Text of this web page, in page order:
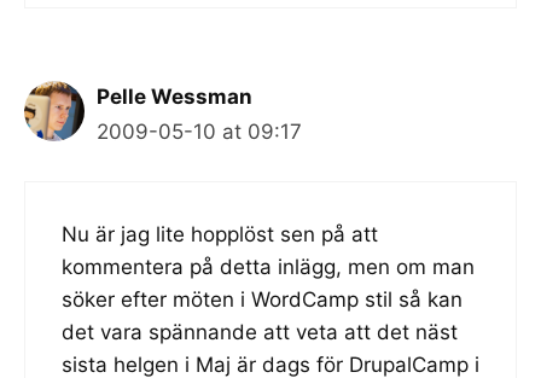
Pelle Wessman
2009-05-10 at 09:17
Nu är jag lite hopplöst sen på att
kommentera på detta inlägg, men om man
söker efter möten i WordCamp stil så kan
det vara spännande att veta att det näst
sista helgen i Maj är dags för DrupalCamp i